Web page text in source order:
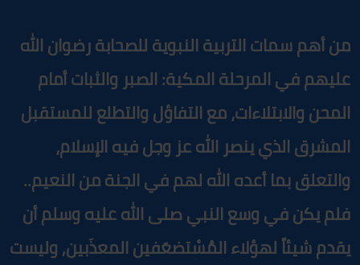
أهم سمات التربية النبوية للصحابة رضوان الله
في المرحلة المكية: الصبر والثبات أمام
والابتلاءات، مع التفاؤل والتطلع للمستقبل
الذي ينصر الله عز وجل فيه الإسلام،
بما أعده الله لهم في الجنة من النعيم..
يكن في وسع النبي صلى الله عليه وسلم أن
شيئاً لهؤلاء المُسْتضعَفين المعذَبين, وليست